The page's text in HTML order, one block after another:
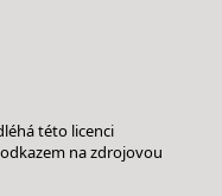
této licenci
na zdrojovou